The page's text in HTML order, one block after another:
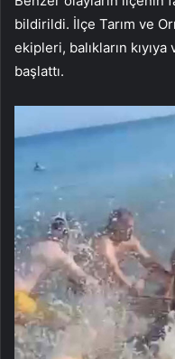
bildirildi. İlçe Tarım ve
ekipleri, balıkların
başlattı.